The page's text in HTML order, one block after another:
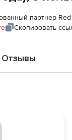
партнер
Скопировать
Отзывы